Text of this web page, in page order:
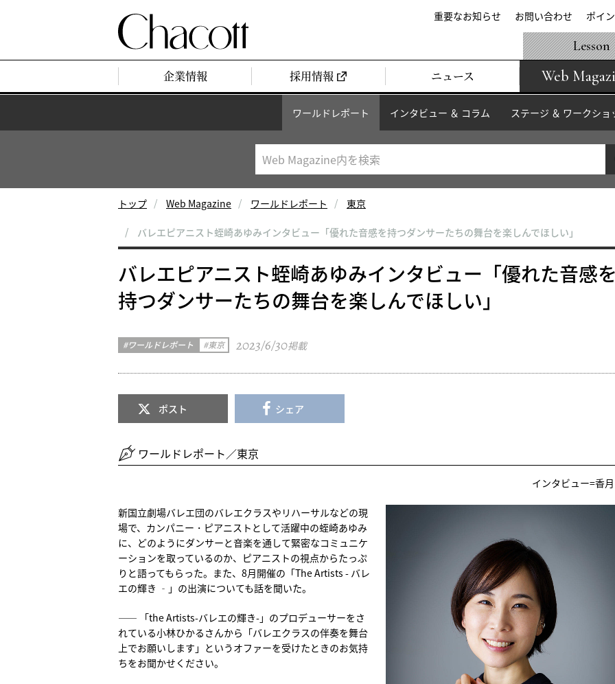
重要なお知らせ お問い合わせ ポイ
企業情報 採用情報 ニュース Web
Lesson
ワールドレポート インタビュー ＆ コラム ステージ ＆ ワークショ
トップ Web Magazine ワールドレポート 東京
バレエピアニスト蛭崎あゆみインタビュー「優れた音感を持つダンサーたちの舞台を楽しんでほしい」
バレエピアニスト蛭崎あゆみインタビュー「優れた音感を
持つダンサーたちの舞台を楽しんでほしい」
ワールドレポート 東京 2023/6/30掲載
ポスト シェア
ワールドレポート／東京
インタビュー=香
新国立劇場バレエ団のバレエクラスやリハーサルなどの現
場で、カンパニー・ピアニストとして活躍中の蛭崎あゆみ
に、どのようにダンサーと音楽を通して緊密なコミュニケ
ーションを取っているのか、ピアニストの視点からたっぷ
りと語ってもらった。また、8月開催の「The Artists - バレ
エの輝き ‐」の出演についても話を聞いた。
―― 「the Artists-バレエの輝き-」のプロデューサーをさ
れている小林ひかるさんから「バレエクラスの伴奏を舞台
上でお願いします」というオファーを受けたときのお気持
ちをお聞かせください。